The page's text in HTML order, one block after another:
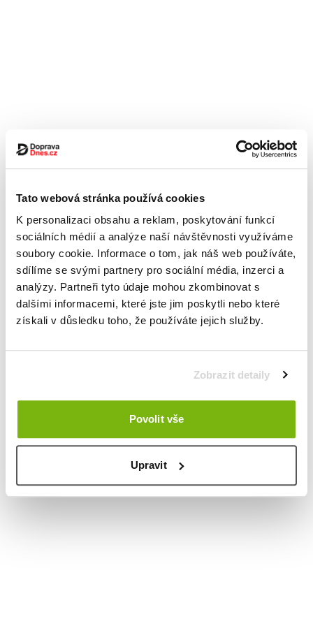
Tato webová stránka používá cookies
K personalizaci obsahu a reklam, poskytování funkcí
sociálních médií a analýze naší návštěvnosti využíváme
soubory cookie. Informace o tom, jak náš web používáte,
sdílíme se svými partnery pro sociální média, inzerci a
analýzy. Partneři tyto údaje mohou zkombinovat s
dalšími informacemi, které jste jim poskytli nebo které
získali v důsledku toho, že používáte jejich služby.
Zobrazit detaily
Povolit vše
Upravit